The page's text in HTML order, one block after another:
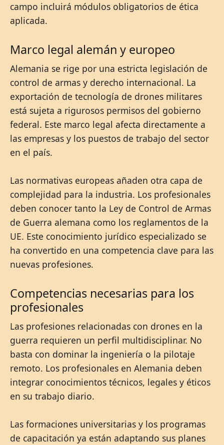
campo incluirá módulos obligatorios de ética
aplicada.
Marco legal alemán y europeo
Alemania se rige por una estricta legislación de
control de armas y derecho internacional. La
exportación de tecnología de drones militares
está sujeta a rigurosos permisos del gobierno
federal. Este marco legal afecta directamente a
las empresas y los puestos de trabajo del sector
en el país.
Las normativas europeas añaden otra capa de
complejidad para la industria. Los profesionales
deben conocer tanto la Ley de Control de Armas
de Guerra alemana como los reglamentos de la
UE. Este conocimiento jurídico especializado se
ha convertido en una competencia clave para las
nuevas profesiones.
Competencias necesarias para los
profesionales
Las profesiones relacionadas con drones en la
guerra requieren un perfil multidisciplinar. No
basta con dominar la ingeniería o la pilotaje
remoto. Los profesionales en Alemania deben
integrar conocimientos técnicos, legales y éticos
en su trabajo diario.
Las formaciones universitarias y los programas
de capacitación ya están adaptando sus planes